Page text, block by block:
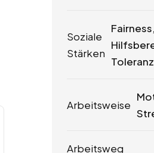
Soziale
Stärken
Toleranz
Arbeitsweise
Arbeitsweg